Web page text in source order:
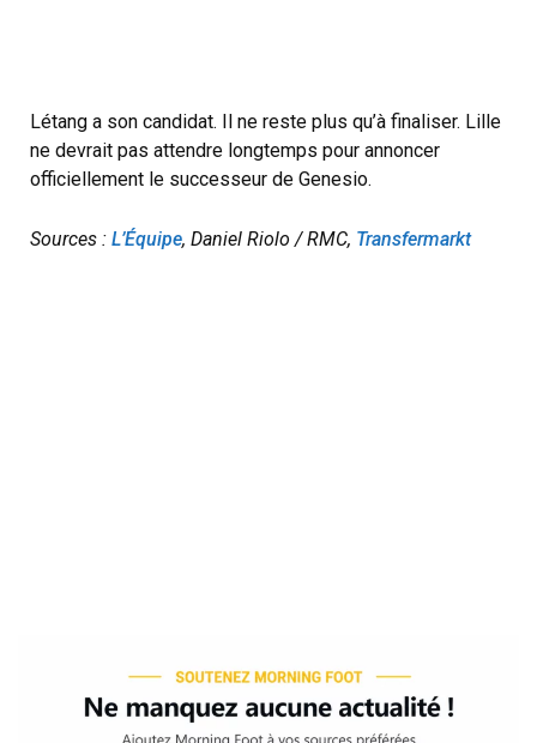
Létang a son candidat. Il ne reste plus qu’à finaliser. Lille
ne devrait pas attendre longtemps pour annoncer
officiellement le successeur de Genesio.
Sources : L’Équipe, Daniel Riolo / RMC, Transfermarkt